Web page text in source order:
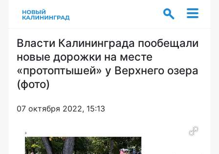
Власти Калининграда пообещали
новые дорожки на месте
«протоптышей» у Верхнего озера
(фото)
07 октября 2022, 15:13